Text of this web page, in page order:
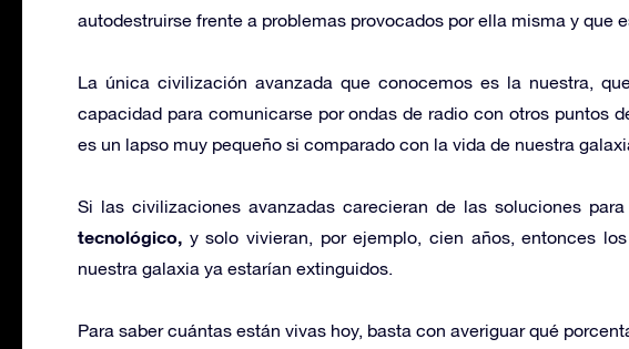
autodestruirse frente a problemas provocados por ella misma y que
La única civilización avanzada que conocemos es la nuestra,
capacidad para comunicarse por ondas de radio con otros puntos
es un lapso muy pequeño si comparado con la vida de nuestra
Si las civilizaciones avanzadas carecieran de las soluciones
tecnológico, y solo vivieran, por ejemplo, cien años, entonces
nuestra galaxia ya estarían extinguidos.
Para saber cuántas están vivas hoy, basta con averiguar qué